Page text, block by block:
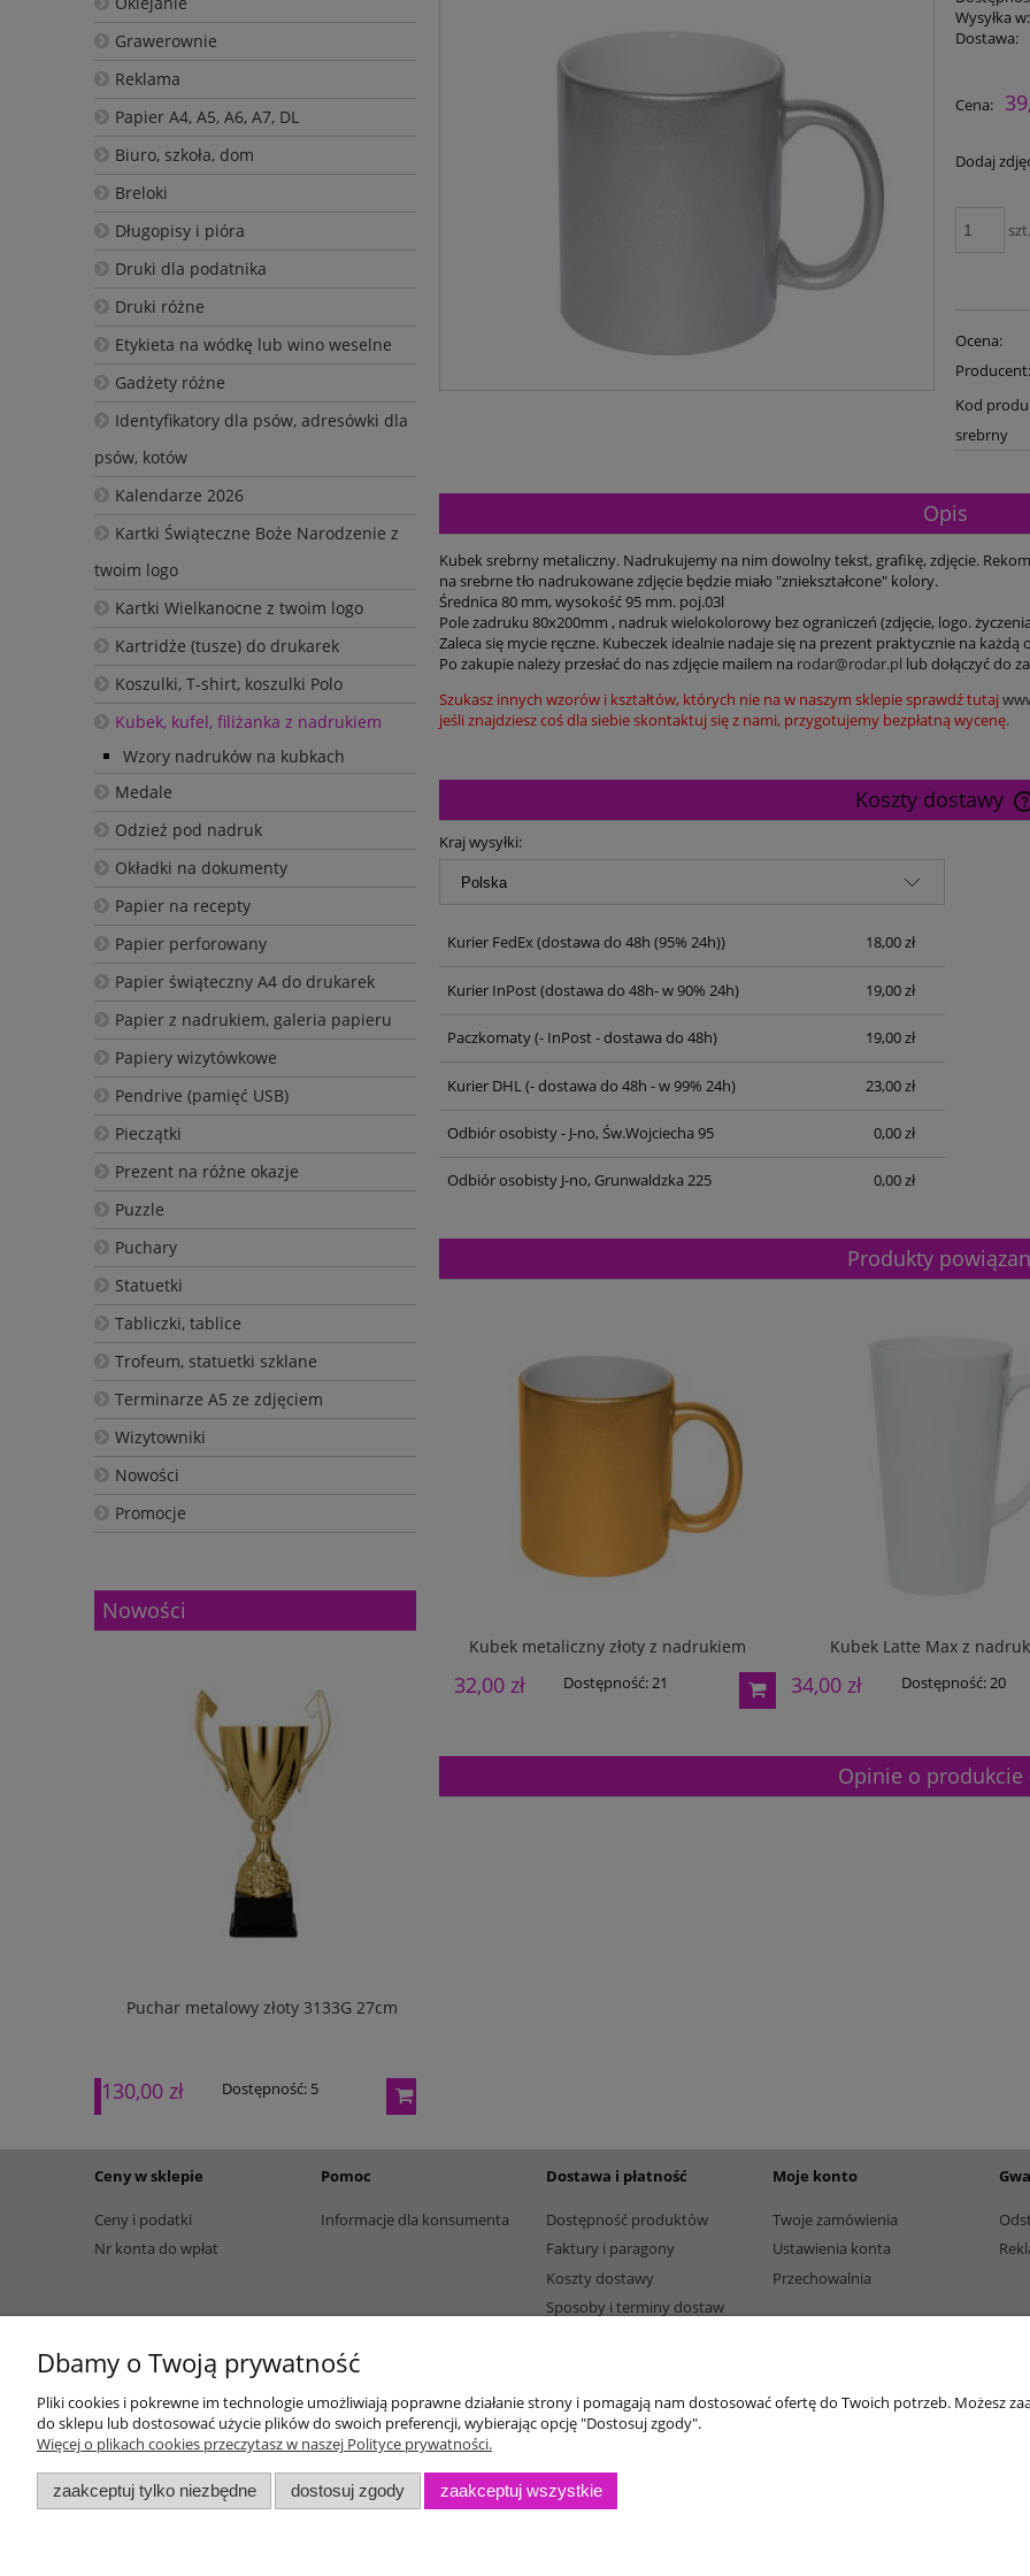
Grawerownie
Reklama
Papier A4, A5, A6, A7, DL
Biuro, szkoła, dom
Breloki
Długopisy i pióra
Druki dla podatnika
Druki różne
Etykieta na wódkę lub wino weselne
Gadżety różne
Identyfikatory dla psów, adresówki dla
psów, kotów
Kalendarze 2026
Kartki Świąteczne Boże Narodzenie z
twoim logo
Kartki Wielkanocne z twoim logo
Kartridże (tusze) do drukarek
Koszulki, T-shirt, koszulki Polo
Kubek, kufel, filiżanka z nadrukiem
Wzory nadruków na kubkach
Medale
Odzież pod nadruk
Okładki na dokumenty
Papier na recepty
Papier perforowany
Papier świąteczny A4 do drukarek
Papier z nadrukiem, galeria papieru
Papiery wizytówkowe
Pendrive (pamięć USB)
Pieczątki
Prezent na różne okazje
Puzzle
Puchary
Statuetki
Tabliczki, tablice
Trofeum, statuetki szklane
Terminarze A5 ze zdjęciem
Wizytowniki
Nowości
Promocje
Nowości
Puchar metalowy złoty 3133G 27cm
130,00 zł Dostępność: 5
Wysyłka w:
Dostawa:
Cena:
Dodaj
Ocena:
Kod
srebrny
Opis
Kubek srebrny metaliczny. Nadrukujemy na nim dowolny tekst, grafikę, zdjęcie.
na srebrne tło nadrukowane zdjęcie będzie miało "zniekształcone" kolory.
Średnica 80 mm, wysokość 95 mm. poj.03l
Pole zadruku 80x200mm , nadruk wielokolorowy bez ograniczeń (zdjęcie, logo.
Zaleca się mycie ręczne. Kubeczek idealnie nadaje się na prezent praktycznie na każdą
Po zakupie należy przesłać do nas zdjęcie mailem na rodar@rodar.pl lub dołączyć do
Szukasz innych wzorów i kształtów, których nie na w naszym sklepie sprawdź tutaj
jeśli znajdziesz coś dla siebie skontaktuj się z nami, przygotujemy bezpłatną wycenę.
Koszty dostawy
Kraj wysyłki:
Kurier FedEx(dostawa do 48h (95% 24h)) 18,00 zł
Kurier InPost(dostawa do 48h- w 90% 24h) 19,00 zł
Paczkomaty(- InPost - dostawa do 48h) 19,00 zł
Kurier DHL(- dostawa do 48h - w 99% 24h) 23,00 zł
Odbiór osobisty - J-no, Św.Wojciecha 95 0,00 zł
Odbiór osobisty J-no, Grunwaldzka 225 0,00 zł
Produkty
Kubek metaliczny złoty z nadrukiem
32,00 zł Dostępność:21
Kubek Latte Max z
34,00 zł Dostępność:20
Opinie o produkcie
Ceny w sklepie
Ceny i podatki
Nr konta do wpłat
Pomoc
Informacje dla konsumenta
Dostawa i płatność
Dostępność produktów
Faktury i paragony
Koszty dostawy
Sposoby i terminy dostaw
Moje konto
Twoje zamówienia
Ustawienia konta
Przechowalnia
Dbamy o Twoją prywatność
Pliki cookies i pokrewne im technologie umożliwiają poprawne działanie strony i pomagają nam dostosować ofertę do Twoich potrzeb. Możesz
do sklepu lub dostosować użycie plików do swoich preferencji, wybierając opcję "Dostosuj zgody".
Więcej o plikach cookies przeczytasz w naszej Polityce prywatności.
zaakceptuj tylko niezbędne dostosuj zgody zaakceptuj wszystkie